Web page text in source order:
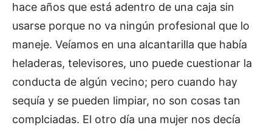
hace años que está adentro de una caja sin
usarse porque no va ningún profesional que lo
maneje. Veíamos en una alcantarilla que había
heladeras, televisores, uno puede cuestionar la
conducta de algún vecino; pero cuando hay
sequía y se pueden limpiar, no son cosas tan
complciadas. El otro día una mujer nos decía